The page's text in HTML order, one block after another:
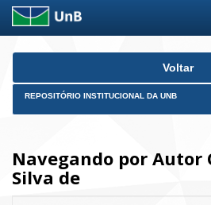
Skip
Voltar
REPOSITÓRIO INSTITUCIONAL DA UNB
Navegando por Autor
Silva de